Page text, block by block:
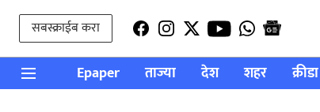
सबस्क्राईब करा
Epaper ताज्या देश शहर क्रीडा